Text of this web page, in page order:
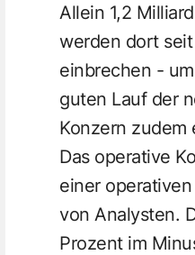
Allein 1,2
werden dort
einbrechen -
guten Lauf der
Konzern zudem
Das operative
einer
von Analysten.
Prozent im